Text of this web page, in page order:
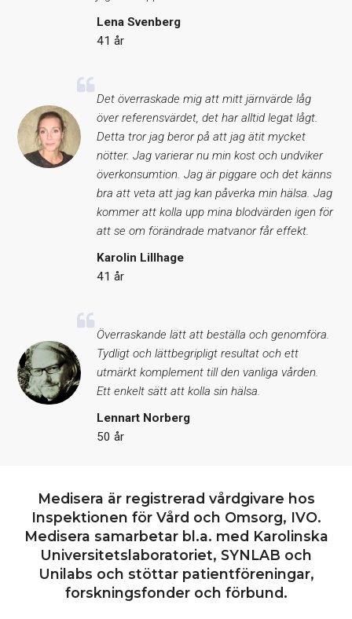
Lena Svenberg
41 år
Det överraskade mig att mitt järnvärde låg
över referensvärdet, det har alltid legat lågt.
Detta tror jag beror på att jag ätit mycket
nötter. Jag varierar nu min kost och undviker
överkonsumtion. Jag är piggare och det känns
bra att veta att jag kan påverka min hälsa. Jag
kommer att kolla upp mina blodvärden igen för
att se om förändrade matvanor får effekt.
Karolin Lillhage
41 år
Överraskande lätt att beställa och genomföra.
Tydligt och lättbegripligt resultat och ett
utmärkt komplement till den vanliga vården.
Ett enkelt sätt att kolla sin hälsa.
Lennart Norberg
50 år
Medisera är registrerad vårdgivare hos
Inspektionen för Vård och Omsorg, IVO.
Medisera samarbetar bl.a. med Karolinska
Universitetslaboratoriet, SYNLAB och
Unilabs och stöttar patientföreningar,
forskningsfonder och förbund.